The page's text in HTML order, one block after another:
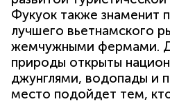
Фукуок также знаменит
лучшего вьетнамского
жемчужными фермами.
природы открыты
джунглями, водопады и
место подойдет тем,